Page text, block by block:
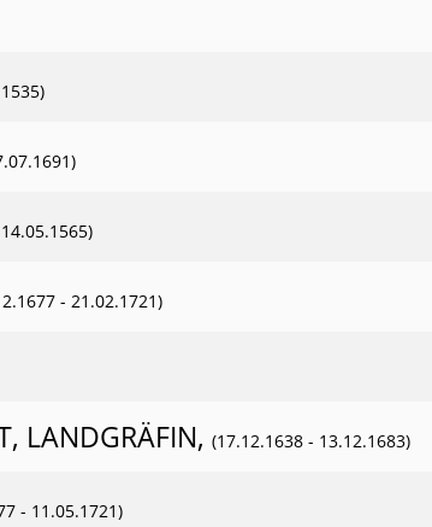
- 21.02.1721)
LANDGRÄFIN, (17.12.1638 - 13.12.1683)
- 11.05.1721)